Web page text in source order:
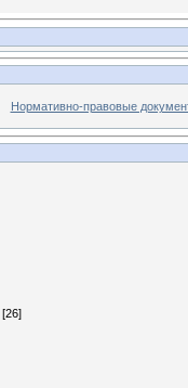
Нормативно-правовые
[26]